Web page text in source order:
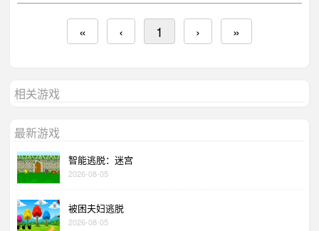
« ‹ 1 › »
相关游戏
最新游戏
智能逃脱：迷宫
2026-08-05
被困夫妇逃脱
2026-08-05